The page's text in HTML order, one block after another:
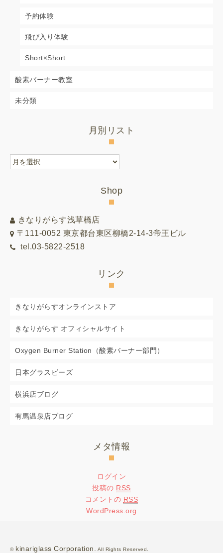
予約体験
飛び入り体験
Short×Short
酸素バーナー教室
未分類
月別リスト
月
別
Shop
きなりがらす浅草橋店
〒111-0052 東京都台東区柳橋2-14-3帝王ビル
tel.03-5822-2518
リンク
きなりがらすオンラインストア
きなりがらす オフィシャルサイト
Oxygen Burner Station（酸素バーナー部門）
日本グラスビーズ
横浜店ブログ
有馬温泉店ブログ
メタ情報
ログイン
投稿の RSS
コメントの RSS
WordPress.org
© kinariglass Corporation. All Rights Reserved.